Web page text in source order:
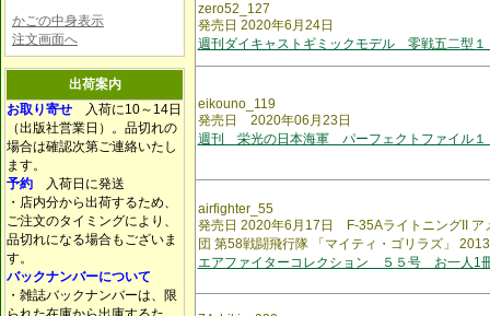
かごの中身表示
注文画面へ
出荷案内
お取り寄せ 入荷に10～14日
（出版社営業日）。品切れの
場合は確認次第ご連絡いたし
ます。
予約 入荷日に発送
・店内分から出荷するため、
ご注文のタイミングにより、
品切れになる場合もございま
す。
バックナンバーについて
・雑誌バックナンバーは、限
zero52_127
発売日 2020年6月24日
週刊ダイキャストギミックモデル 零戦五二型１
eikouno_119
発売日 2020年06月23日
週刊 栄光の日本海軍 パーフェクトファイル１
airfighter_55
発売日 2020年6月17日 F-35AライトニングII ア
団 第58戦闘飛行隊 「マイティ・ゴリラズ」
エアファイターコレクション ５５号 お一人1